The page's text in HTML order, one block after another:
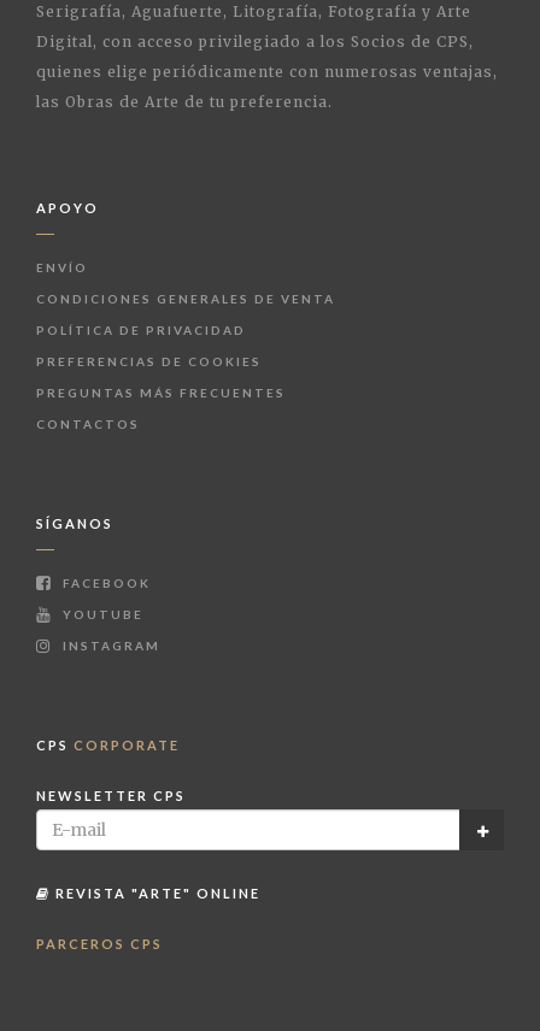
Serigrafía, Aguafuerte, Litografía, Fotografía y Arte
Digital, con acceso privilegiado a los Socios de CPS,
quienes elige periódicamente con numerosas ventajas,
las Obras de Arte de tu preferencia.
APOYO
ENVÍO
CONDICIONES GENERALES DE VENTA
POLÍTICA DE PRIVACIDAD
PREFERENCIAS DE COOKIES
PREGUNTAS MÁS FRECUENTES
CONTACTOS
SÍGANOS
FACEBOOK
YOUTUBE
INSTAGRAM
CPS CORPORATE
NEWSLETTER CPS
REVISTA "ARTE" ONLINE
PARCEROS CPS